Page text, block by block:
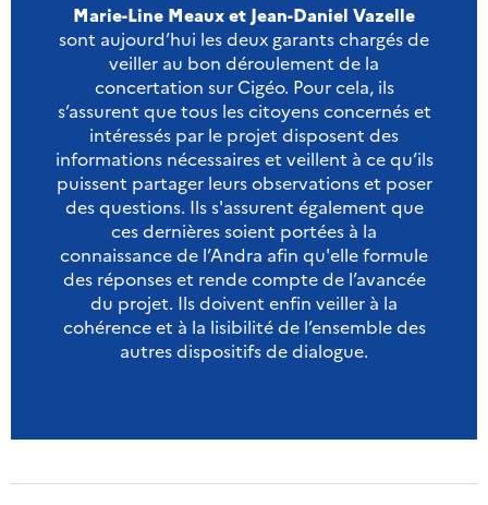
Marie-Line Meaux et Jean-Daniel Vazelle
sont aujourd’hui les deux garants chargés de
veiller au bon déroulement de la
concertation sur Cigéo. Pour cela, ils
s’assurent que tous les citoyens concernés et
intéressés par le projet disposent des
informations nécessaires et veillent à ce qu’ils
puissent partager leurs observations et poser
des questions. Ils s'assurent également que
ces dernières soient portées à la
connaissance de l’Andra afin qu'elle formule
des réponses et rende compte de l’avancée
du projet. Ils doivent enfin veiller à la
cohérence et à la lisibilité de l’ensemble des
autres dispositifs de dialogue.